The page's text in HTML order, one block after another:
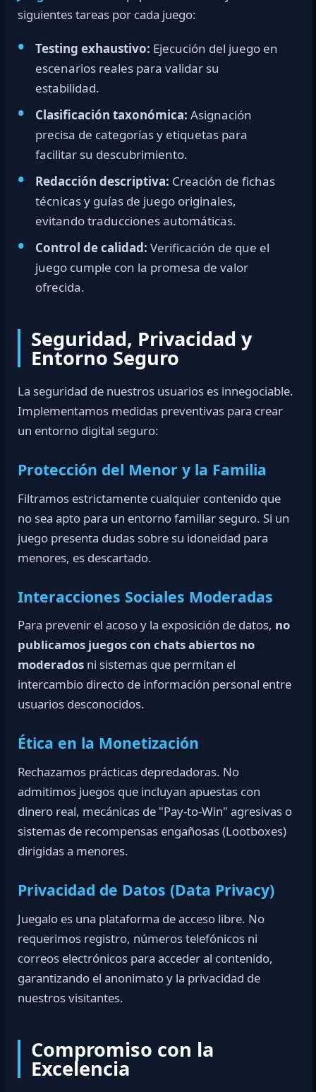
siguientes tareas por cada juego:
Testing exhaustivo: Ejecución del juego en
escenarios reales para validar su
estabilidad.
Clasificación taxonómica: Asignación
precisa de categorías y etiquetas para
facilitar su descubrimiento.
Redacción descriptiva: Creación de fichas
técnicas y guías de juego originales,
evitando traducciones automáticas.
Control de calidad: Verificación de que el
juego cumple con la promesa de valor
ofrecida.
Seguridad, Privacidad y
Entorno Seguro
La seguridad de nuestros usuarios es innegociable.
Implementamos medidas preventivas para crear
un entorno digital seguro:
Protección del Menor y la Familia
Filtramos estrictamente cualquier contenido que
no sea apto para un entorno familiar seguro. Si un
juego presenta dudas sobre su idoneidad para
menores, es descartado.
Interacciones Sociales Moderadas
Para prevenir el acoso y la exposición de datos, no
publicamos juegos con chats abiertos no
moderados ni sistemas que permitan el
intercambio directo de información personal entre
usuarios desconocidos.
Ética en la Monetización
Rechazamos prácticas depredadoras. No
admitimos juegos que incluyan apuestas con
dinero real, mecánicas de "Pay-to-Win" agresivas o
sistemas de recompensas engañosas (Lootboxes)
dirigidas a menores.
Privacidad de Datos (Data Privacy)
Juegalo es una plataforma de acceso libre. No
requerimos registro, números telefónicos ni
correos electrónicos para acceder al contenido,
garantizando el anonimato y la privacidad de
nuestros visitantes.
Compromiso con la
Excelencia